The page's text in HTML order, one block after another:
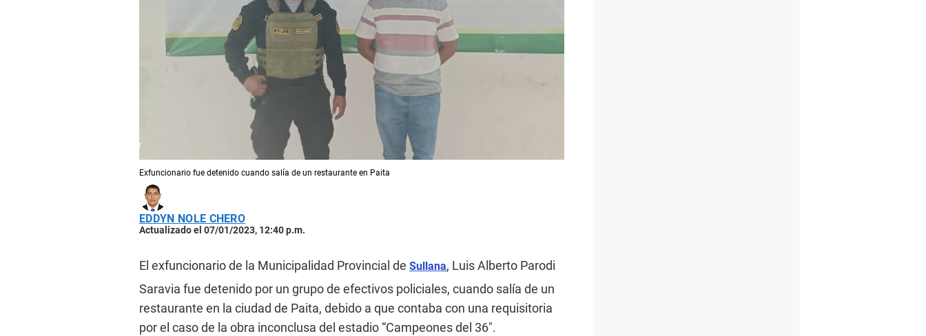
Exfuncionario fue detenido cuando salía de un restaurante en Paita
EDDYN NOLE CHERO
Actualizado el 07/01/2023, 12:40 p.m.
El exfuncionario de la Municipalidad Provincial de Sullana, Luis Alberto Parodi
Saravia fue detenido por un grupo de efectivos policiales, cuando salía de un
restaurante en la ciudad de Paita, debido a que contaba con una requisitoria
por el caso de la obra inconclusa del estadio “Campeones del 36″.